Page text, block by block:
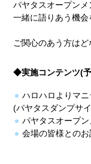
パヤタスオープンメ
一緒に語りあう機会
ご関心のあう方は
◆実施コンテンツ(
ハロハロよりマ
(パヤタスダンプサ
パヤタスオープ
会場の皆様との